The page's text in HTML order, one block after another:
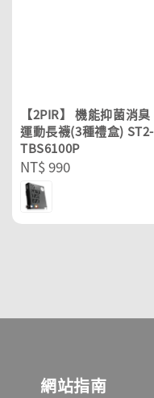
【2PIR】 機能抑菌消臭
運動長襪(3種禮盒) ST2-
TBS6100P
Regular
price
NT$ 990
網站指南